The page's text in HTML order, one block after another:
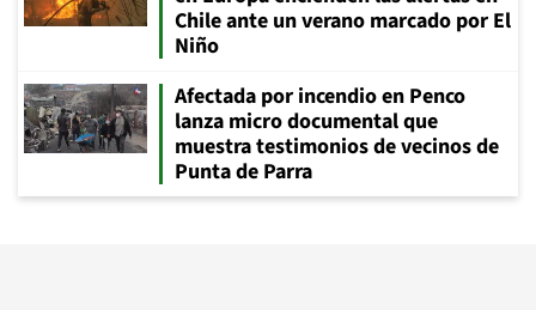
Chile ante un verano marcado por El
Niño
Afectada por incendio en Penco
lanza micro documental que
muestra testimonios de vecinos de
Punta de Parra